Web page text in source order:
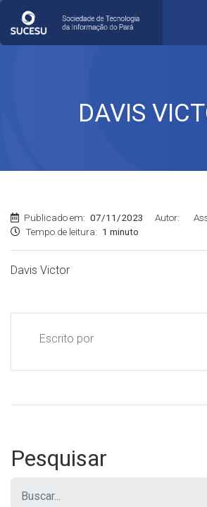
DAVIS
Publicado em: 07/11/2023 Autor:
Tempo de leitura: 1 minuto
Davis Victor
Escrito por
Pesquisar